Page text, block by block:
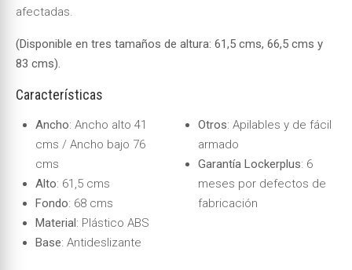
afectadas.
(Disponible en tres tamaños de altura: 61,5 cms, 66,5 cms y
83 cms).
Características
Ancho: Ancho alto 41
cms / Ancho bajo 76
cms
Alto: 61,5 cms
Fondo: 68 cms
Material: Plástico ABS
Base: Antideslizante
Otros: Apilables y de fácil
armado
Garantía Lockerplus: 6
meses por defectos de
fabricación